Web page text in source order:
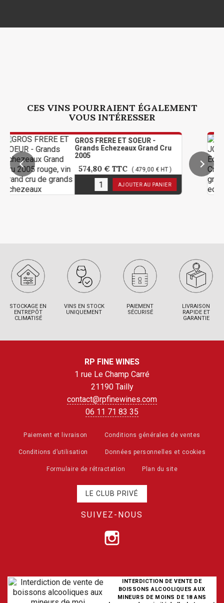
CES VINS POURRAIENT ÉGALEMENT
VOUS INTÉRESSER
GROS FRERE ET SOEUR -
Grands Echezeaux Grand Cru
2005
574,80 € TTC ( 479,00 € HT )
5en stock AJOUTER AU PANIER
STOCKAGE EN
ENTREPÔT
CLIMATISÉ
VINS EN STOCK
UNIQUEMENT
PAIEMENT
SÉCURISÉ
LIVRAISON
RAPIDE ET
GARANTIE
RP FINE WINES
1 rue Le Champ Carré
21190 Tailly
contact@rpfinewines.com
06 11 71 83 35
Paiement et livraison Conditions générales de ventes
Conditions d’utilisation Données personnelles et cookies
Formulaire de rétractation Plan du site
LE CLUB PRIVÉ
SUIVEZ-NOUS
INTERDICTION DE VENTE DE
BOISSONS ALCOOLIQUES AUX
MINEURS DE MOINS DE 18 ANS